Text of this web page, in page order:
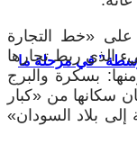
في مرحلة ما
«خط التجارة
الذي ربط تجارها
برباط وثيق» (36), ومنها: بسكرة والبرج
التي كان سكانها من «كبار
إلى بلاد السودان»